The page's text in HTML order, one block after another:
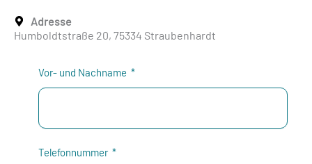
Adresse
Humboldtstraße 20, 75334 Straubenhardt
Vor- und Nachname
Telefonnummer